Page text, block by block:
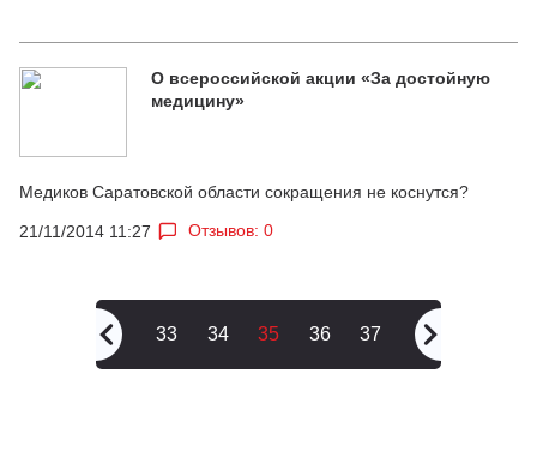
О всероссийской акции «За достойную
медицину»
Медиков Саратовской области сокращения не коснутся?
21/11/2014 11:27 Отзывов: 0
33 34 35 36 37